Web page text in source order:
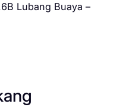
Lubang Buaya –